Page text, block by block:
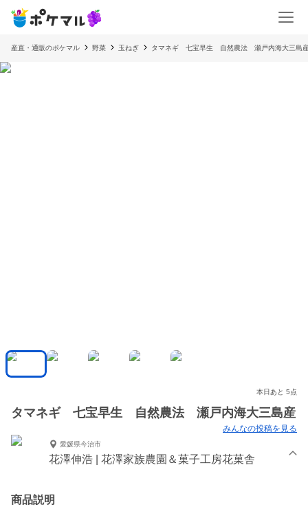
産直・通販のポケマル 野菜 玉ねぎ タマネギ 七宝早生 自然農法 瀬戸内海大三島
本日あと 5点
タマネギ 七宝早生 自然農法 瀬戸内海大三島産
みんなの投稿を見る
愛媛県今治市
花澤伸浩 | 花澤家族農園＆菓子工房花菓舎
商品説明